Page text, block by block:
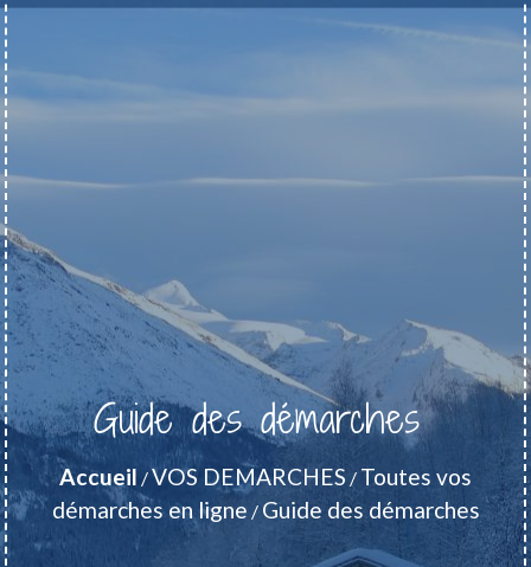
Guide des démarches
Accueil /VOS DEMARCHES / Toutes vos
démarches en ligne / Guide des démarches